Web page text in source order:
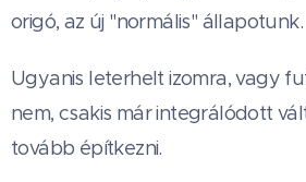
origó, az új "normális" állapotunk.
Ugyanis leterhelt izomra, vagy
nem, csakis már integrálódott
tovább építkezni.